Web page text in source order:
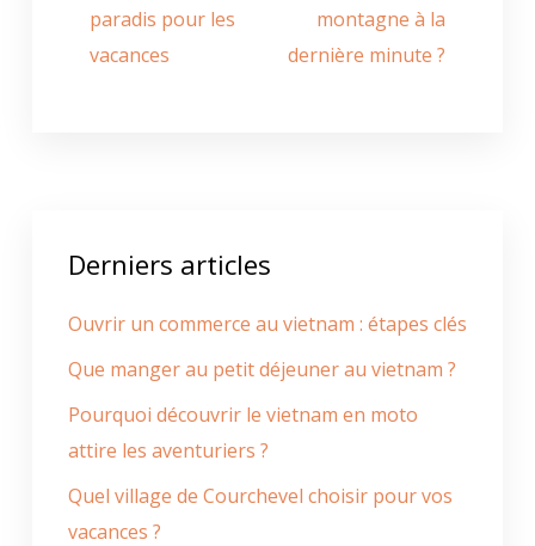
paradis pour les
vacances
montagne à la
dernière minute ?
Derniers articles
Ouvrir un commerce au vietnam : étapes clés
Que manger au petit déjeuner au vietnam ?
Pourquoi découvrir le vietnam en moto
attire les aventuriers ?
Quel village de Courchevel choisir pour vos
vacances ?